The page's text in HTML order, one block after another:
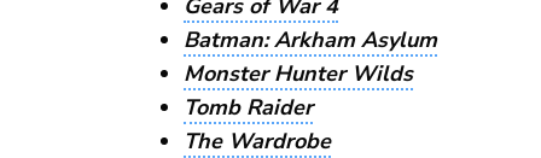
Batman: Arkham Asylum
Monster Hunter Wilds
Tomb Raider
The Wardrobe